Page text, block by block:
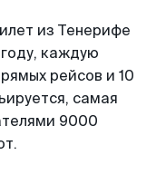
из Тенерифе
каждую
рейсов и 10
самая
9000